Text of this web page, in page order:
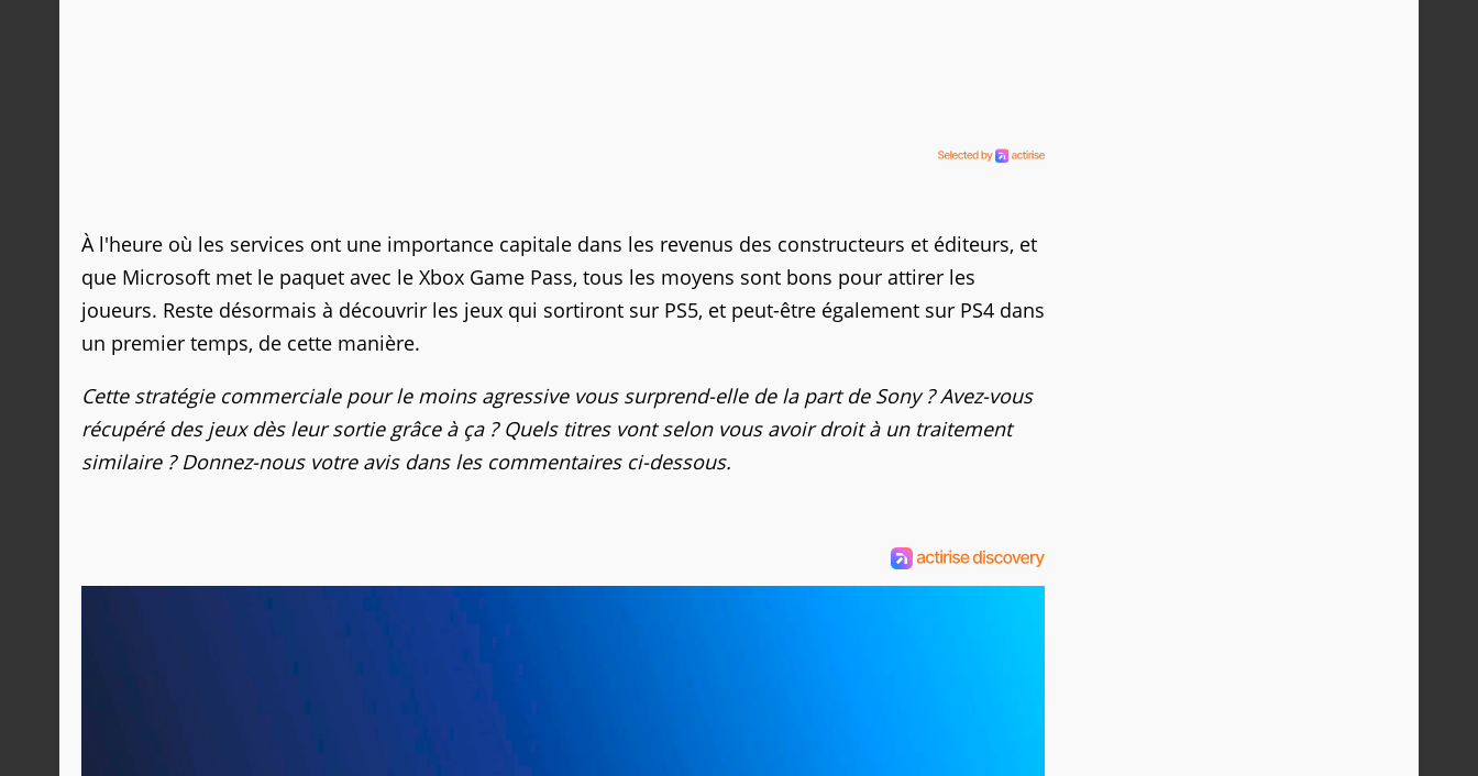
À l'heure où les services ont une importance capitale dans les revenus des constructeurs et éditeurs, et
que Microsoft met le paquet avec le Xbox Game Pass, tous les moyens sont bons pour attirer les
joueurs. Reste désormais à découvrir les jeux qui sortiront sur PS5, et peut-être également sur PS4 dans
un premier temps, de cette manière.
Cette stratégie commerciale pour le moins agressive vous surprend-elle de la part de Sony ? Avez-vous
récupéré des jeux dès leur sortie grâce à ça ? Quels titres vont selon vous avoir droit à un traitement
similaire ? Donnez-nous votre avis dans les commentaires ci-dessous.